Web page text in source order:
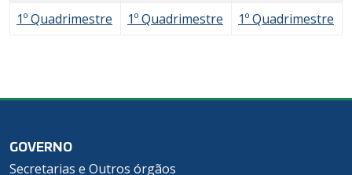
1º Quadrimestre
1º Quadrimestre 1º Quadrimestre
GOVERNO
Secretarias e Outros órgãos